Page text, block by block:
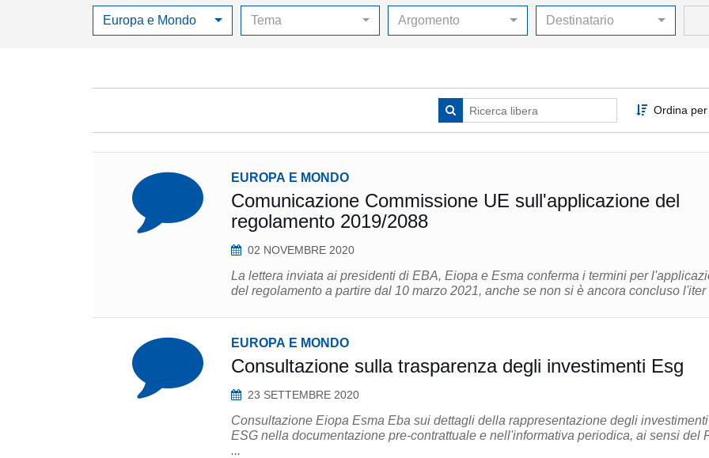
Europa e Mondo Tema Argomento Destinatario
Ordina
EUROPA E MONDO
Comunicazione Commissione UE sull'applicazione del
regolamento 2019/2088
02 NOVEMBRE 2020
La lettera inviata ai presidenti di EBA, Eiopa e Esma conferma i termini per
del regolamento a partire dal 10 marzo 2021, anche se non si è ancora concluso l'iter
EUROPA E MONDO
Consultazione sulla trasparenza degli investimenti Esg
23 SETTEMBRE 2020
Consultazione Eiopa Esma Eba sui dettagli della rappresentazione degli investimenti
ESG nella documentazione pre-contrattuale e nell'informativa periodica, ai sensi del
...